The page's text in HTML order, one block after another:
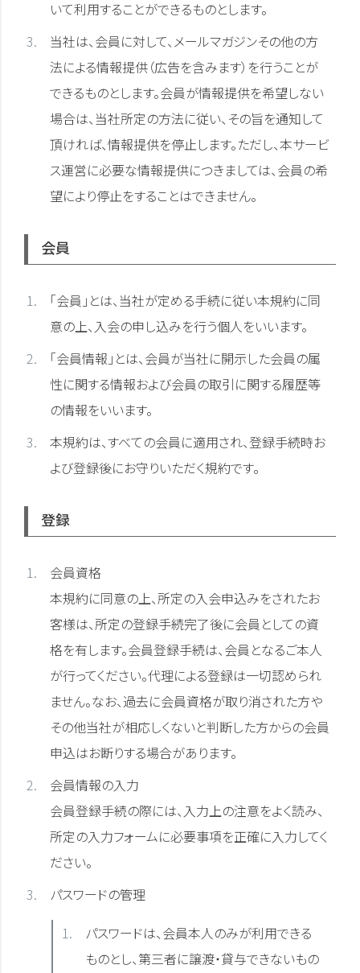
いて利用することができるものとします。
当社は、会員に対して、メールマガジンその他の方
法による情報提供（広告を含みます）を行うことが
できるものとします。会員が情報提供を希望しない
場合は、当社所定の方法に従い、その旨を通知して
頂ければ、情報提供を停止します。ただし、本サービ
ス運営に必要な情報提供につきましては、会員の希
望により停止をすることはできません。
会員
「会員」とは、当社が定める手続に従い本規約に同
意の上、入会の申し込みを行う個人をいいます。
「会員情報」とは、会員が当社に開示した会員の属
性に関する情報および会員の取引に関する履歴等
の情報をいいます。
本規約は、すべての会員に適用され、登録手続時お
よび登録後にお守りいただく規約です。
登録
会員資格
本規約に同意の上、所定の入会申込みをされたお
客様は、所定の登録手続完了後に会員としての資
格を有します。会員登録手続は、会員となるご本人
が行ってください。代理による登録は一切認められ
ません。なお、過去に会員資格が取り消された方や
その他当社が相応しくないと判断した方からの会員
申込はお断りする場合があります。
会員情報の入力
会員登録手続の際には、入力上の注意をよく読み、
所定の入力フォームに必要事項を正確に入力してく
ださい。
パスワードの管理
パスワードは、会員本人のみが利用できる
ものとし、第三者に譲渡・貸与できないもの